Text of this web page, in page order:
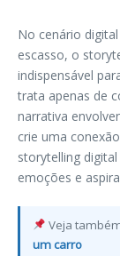
No cenário
escasso, o
indispensável
trata apenas de
narrativa
crie uma
storytelling
emoções e
Veja
um carro